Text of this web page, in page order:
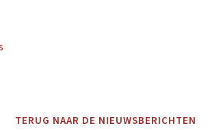
TERUG NAAR DE NIEUWSBERICHTEN